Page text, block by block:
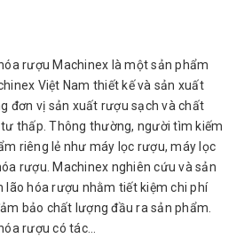
rượu Machinex là một sản phẩm
Việt Nam thiết kế và sản xuất
đơn vị sản xuất rượu sạch và chất
thấp. Thông thường, người tìm kiếm
riêng lẻ như máy lọc rượu, máy lọc
rượu. Machinex nghiên cứu và sản
lão hóa rượu nhằm tiết kiệm chi phí
bảo chất lượng đầu ra sản phẩm.
rượu có tác...